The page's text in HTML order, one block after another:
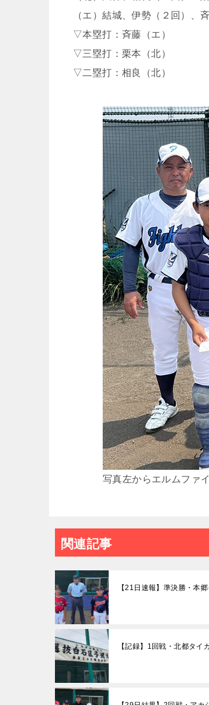
（エ）結城、伊勢（２回）、
▽本塁打：斉藤（エ）
▽三塁打：栗本（北）
▽二塁打：相良（北）
写真左からエルムファ
関連記事
【21日速報】準決勝・本
【記録】1回戦・北都タイ